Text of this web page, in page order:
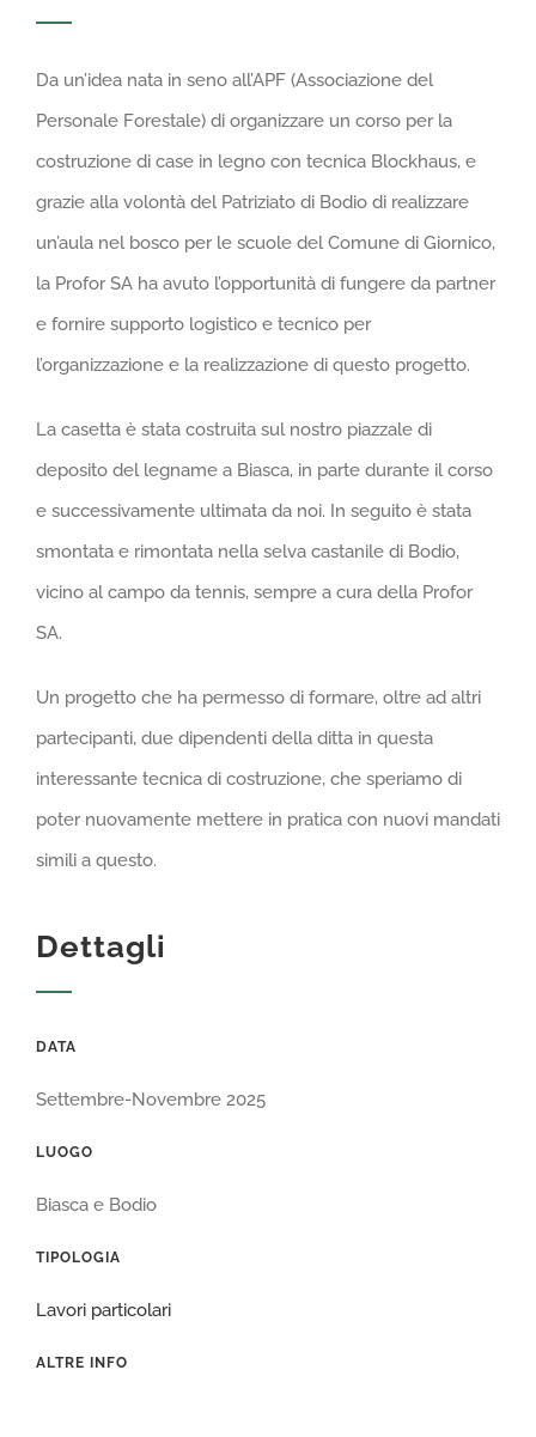
GALLERIA
CONTATTI
Da un’idea nata in seno all’APF (Associazione del
Personale Forestale) di organizzare un corso per la
costruzione di case in legno con tecnica Blockhaus, e
grazie alla volontà del Patriziato di Bodio di realizzare
un’aula nel bosco per le scuole del Comune di Giornico,
la Profor SA ha avuto l’opportunità di fungere da partner
e fornire supporto logistico e tecnico per
l’organizzazione e la realizzazione di questo progetto.
La casetta è stata costruita sul nostro piazzale di
deposito del legname a Biasca, in parte durante il corso
e successivamente ultimata da noi. In seguito è stata
smontata e rimontata nella selva castanile di Bodio,
vicino al campo da tennis, sempre a cura della Profor
SA.
Un progetto che ha permesso di formare, oltre ad altri
partecipanti, due dipendenti della ditta in questa
interessante tecnica di costruzione, che speriamo di
poter nuovamente mettere in pratica con nuovi mandati
simili a questo.
Dettagli
DATA
Settembre-Novembre 2025
LUOGO
Biasca e Bodio
TIPOLOGIA
Lavori particolari
ALTRE INFO